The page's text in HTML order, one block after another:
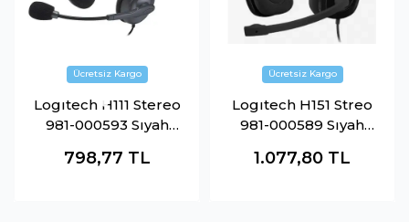
Logıtech H111 Stereo
981-000593 Sıyah
798,77 TL
Logıtech H151 Streo
981-000589 Sıyah
1.077,80 TL